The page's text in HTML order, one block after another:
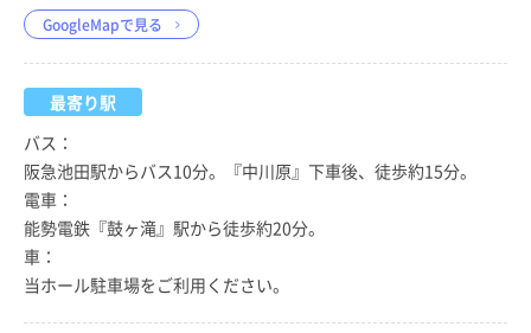
GoogleMapで見る
最寄り駅
バス：
阪急池田駅からバス10分。『中川原』下車後、徒歩約15分。
電車：
能勢電鉄『鼓ヶ滝』駅から徒歩約20分。
車：
当ホール駐車場をご利用ください。